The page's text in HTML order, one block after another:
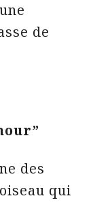
de
des
qui